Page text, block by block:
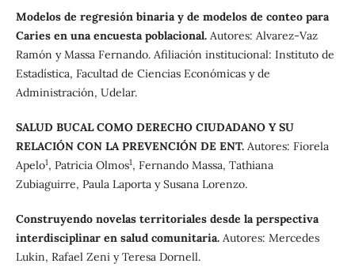
Modelos de regresión binaria y de modelos de conteo para
Caries en una encuesta poblacional. Autores: Alvarez-Vaz
Ramón y Massa Fernando. Afiliación institucional: Instituto de
Estadística, Facultad de Ciencias Económicas y de
Administración, Udelar.
SALUD BUCAL COMO DERECHO CIUDADANO Y SU
RELACIÓN CON LA PREVENCIÓN DE ENT. Autores: Fiorela
Apelo1, Patricia Olmos1, Fernando Massa, Tathiana
Zubiaguirre, Paula Laporta y Susana Lorenzo.
Construyendo novelas territoriales desde la perspectiva
interdisciplinar en salud comunitaria. Autores: Mercedes
Lukin, Rafael Zeni y Teresa Dornell.